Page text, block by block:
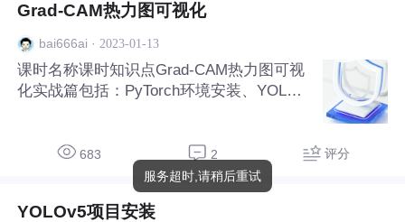
Grad-CAM热力图可视化
bai666ai · 2023-01-13
课时名称课时知识点Grad-CAM热力图可视
化实战篇包括：PyTorch环境安装、YOLOv
图可视化 683 2 评分
YOLOv5项目安装
服务超时,请稍后重试